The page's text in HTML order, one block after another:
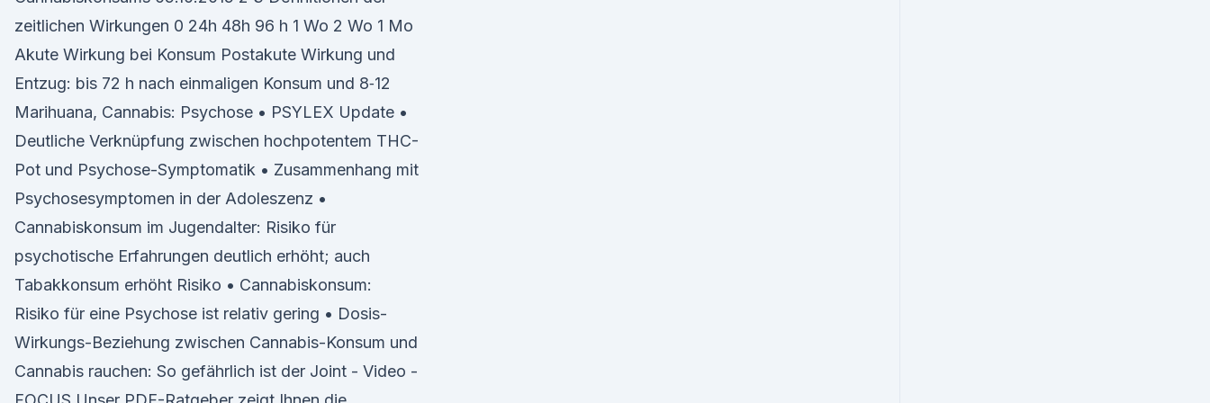
zeitlichen Wirkungen 0 24h 48h 96 h 1 Wo 2 Wo 1 Mo
Akute Wirkung bei Konsum Postakute Wirkung und
Entzug: bis 72 h nach einmaligen Konsum und 8‐12
Marihuana, Cannabis: Psychose • PSYLEX Update •
Deutliche Verknüpfung zwischen hochpotentem THC-
Pot und Psychose-Symptomatik • Zusammenhang mit
Psychosesymptomen in der Adoleszenz •
Cannabiskonsum im Jugendalter: Risiko für
psychotische Erfahrungen deutlich erhöht; auch
Tabakkonsum erhöht Risiko • Cannabiskonsum:
Risiko für eine Psychose ist relativ gering • Dosis-
Wirkungs-Beziehung zwischen Cannabis-Konsum und
Cannabis rauchen: So gefährlich ist der Joint - Video -